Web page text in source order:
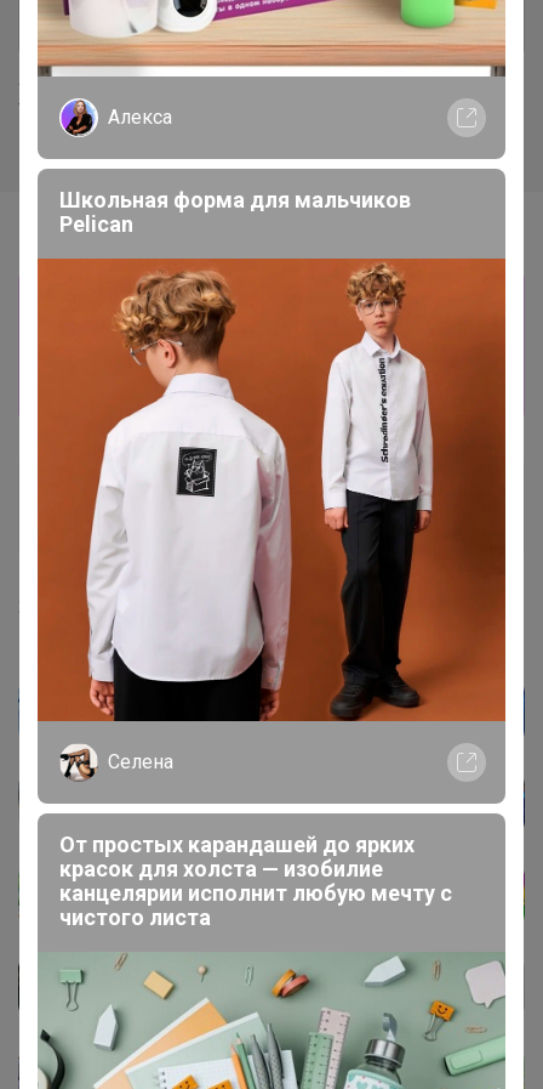
Хиты продаж
Информация о заказах доступна
лишь членам клуба
Показать
Артемида
Бронзовый организатор
20 октября, 2022 11:04
Алекса
Школьная форма для мальчиков
Pelican
Селена
От простых карандашей до ярких
красок для холста — изобилие
канцелярии исполнит любую мечту с
чистого листа